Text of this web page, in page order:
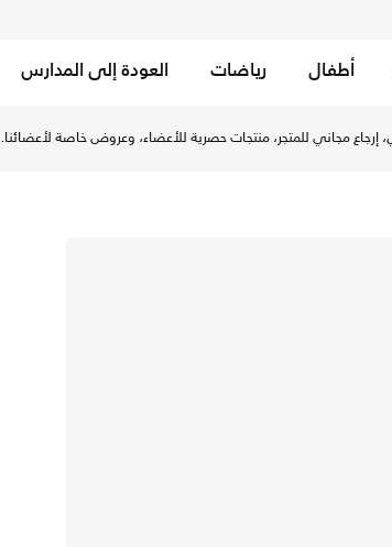
أطفال رياضات العودة إلى المدارس
إرجاع مجاني للمتجر، منتجات حصرية للأعضاء، وعروض خاصة لأعضائنا.